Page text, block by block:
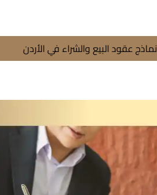
نماذج عقود البيع والشراء في الأردن